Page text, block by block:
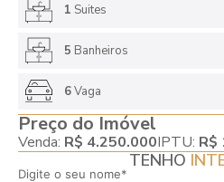
1 Suites
5 Banheiros
6Vaga
Preço do Imóvel
Venda: R$ 4.250.000IPTU: R$
TENHO
Digite o seu nome*